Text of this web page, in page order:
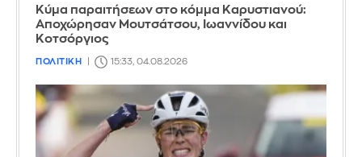
Κύμα παραιτήσεων στο κόμμα Καρυστιανού:
Αποχώρησαν Μουτσάτσου, Ιωαννίδου και
Κοτσόργιος
ΠΟΛΙΤΙΚΗ 15:33, 04.08.2026